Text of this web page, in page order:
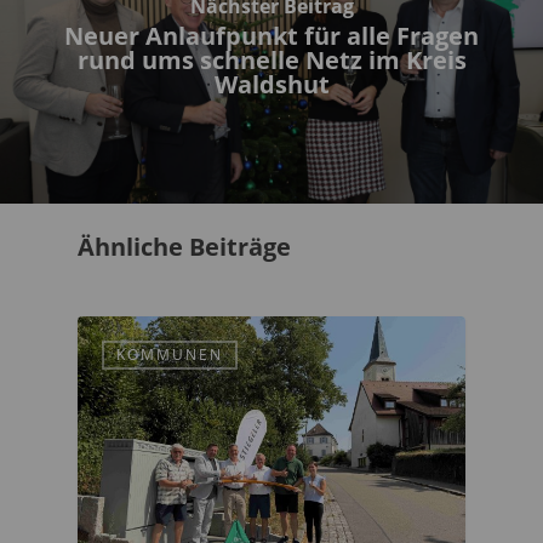
Nächster Beitrag
Neuer Anlaufpunkt für alle Fragen
rund ums schnelle Netz im Kreis
Waldshut
Ähnliche Beiträge
KOMMUNEN